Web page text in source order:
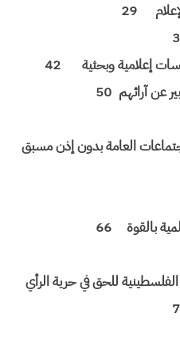
29
إعلامية وبحثية
42
50
66
للحق في حرية الرأي